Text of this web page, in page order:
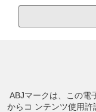
ABJマークは、この電
からコ ンテンツ使用